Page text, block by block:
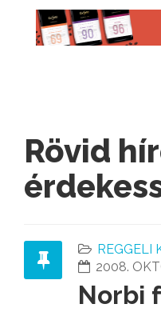
Rövid
REGGELI
2008.
Norbi